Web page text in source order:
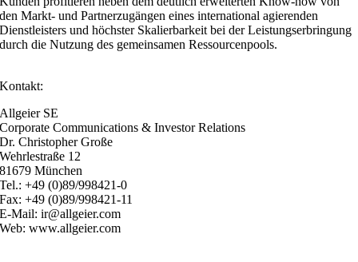
den Markt- und Partnerzugängen eines international agierenden
Dienstleisters und höchster Skalierbarkeit bei der Leistungserbringung
durch die Nutzung des gemeinsamen Ressourcenpools.
Kontakt:
Allgeier SE
Corporate Communications & Investor Relations
Dr. Christopher Große
Wehrlestraße 12
81679 München
Tel.: +49 (0)89/998421-0
Fax: +49 (0)89/998421-11
E-Mail: ir@allgeier.com
Web: www.allgeier.com